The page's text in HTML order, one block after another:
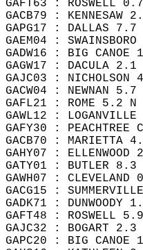
GAFT63 :
GACB79 :
GAPG17 :
GAEM04 :
GADW16 : BIG
GAGW17 :
GAJC03 :
GACW04 :
GAFL21 : ROME
GAWL12 :
GAFY30 :
GACB70 :
GAHY07 :
GATY01 :
GAWH07 :
GACG15 :
GADK71 :
GAFT48 :
GAJC32 :
GAPC20 : BIG